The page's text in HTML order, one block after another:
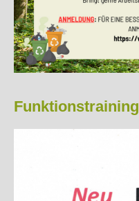
Funktionstraining